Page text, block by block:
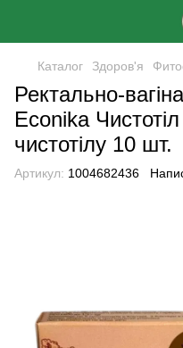
Каталог Здоров'я
Ректально-
Econika
чистотілу 10 шт.
Артикул: 1004682436